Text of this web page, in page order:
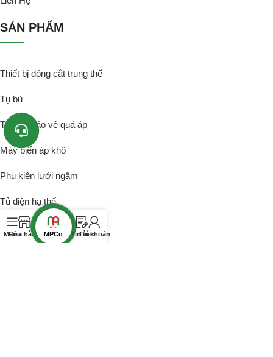
SẢN PHẨM
Thiết bị đóng cắt trung thế
Tụ bù
Thiết bị bảo vệ quá áp
Máy biến áp khô
Phụ kiện lưới ngầm
Tủ điện hạ thế
Busway
Menu
Cửa hàng MPCo Tin tức
Tài khoản